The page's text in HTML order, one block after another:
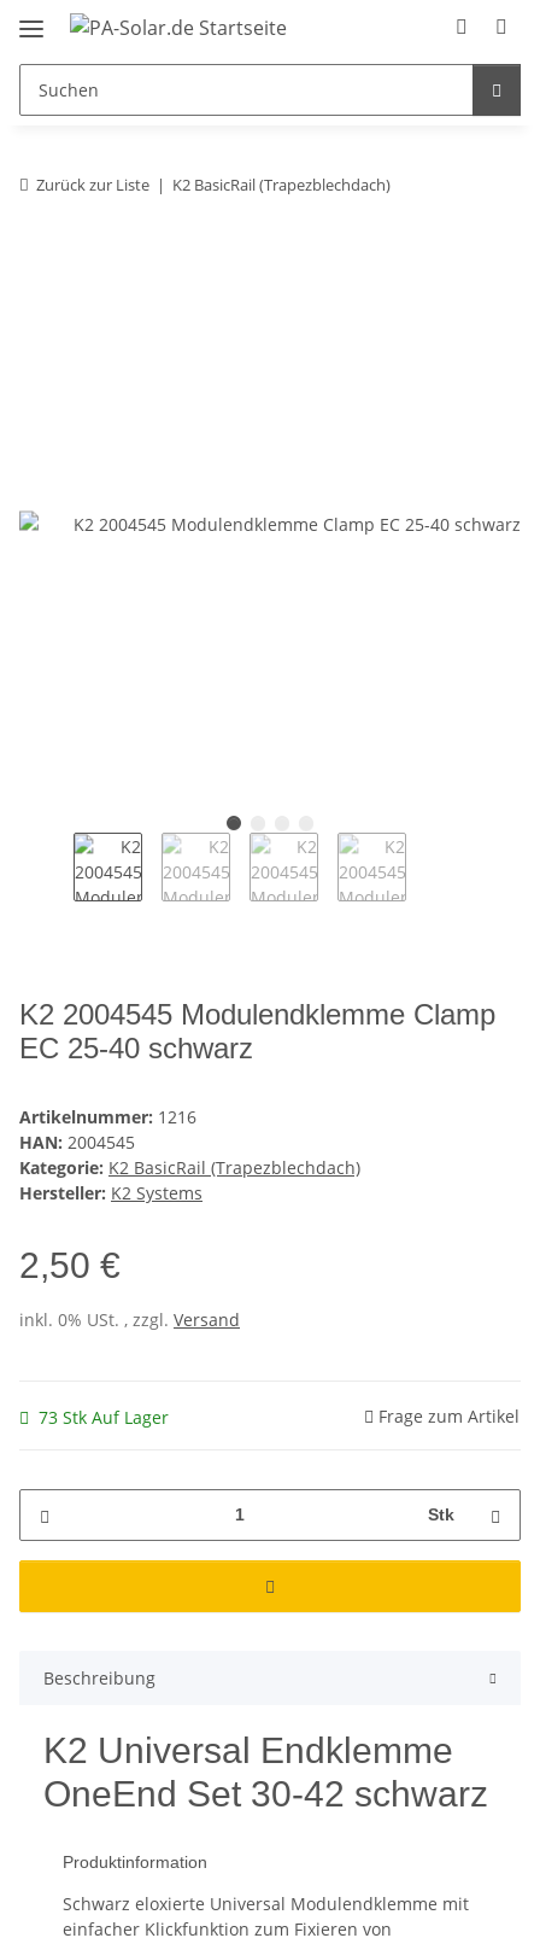
Zurück zur Liste K2 BasicRail (Trapezblechdach)
K2 2004545 Modulendklemme Clamp
EC 25-40 schwarz
Artikelnummer: 1216
HAN: 2004545
Kategorie: K2 BasicRail (Trapezblechdach)
Hersteller: K2 Systems
2,50 €
inkl. 0% USt. , zzgl. Versand
73 Stk Auf Lager Frage zum Artikel
Stk
Beschreibung
K2 Universal Endklemme
OneEnd Set 30-42 schwarz
Produktinformation
Schwarz eloxierte Universal Modulendklemme mit
einfacher Klickfunktion zum Fixieren von